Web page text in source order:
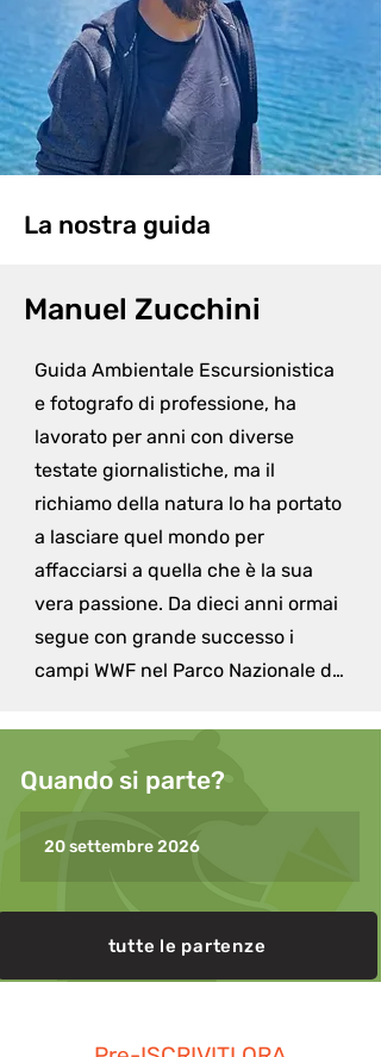
La nostra guida
Manuel Zucchini
Guida Ambientale Escursionistica
e fotografo di professione, ha
lavorato per anni con diverse
testate giornalistiche, ma il
richiamo della natura lo ha portato
a lasciare quel mondo per
affacciarsi a quella che è la sua
vera passione. Da dieci anni ormai
segue con grande successo i
campi WWF nel Parco Nazionale del
ragazzi alla scoperta di luoghi
meravigliosi ed incontaminati,
naturalistica, con particolare
questa disciplina. Negli anni ha
Quando si parte?
20 settembre 2026
tutte le partenze